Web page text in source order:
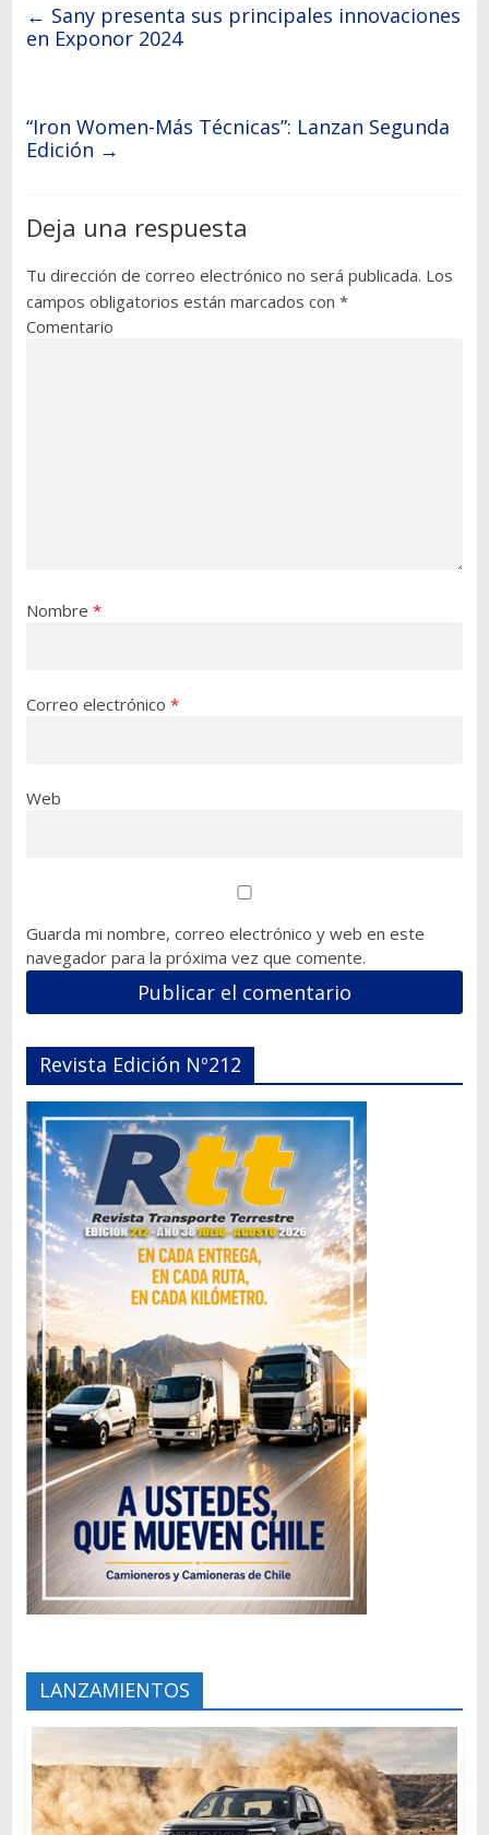
← Sany presenta sus principales innovaciones
en Exponor 2024
“Iron Women-Más Técnicas”: Lanzan Segunda
Edición →
Deja una respuesta
Tu dirección de correo electrónico no será publicada. Los
campos obligatorios están marcados con *
Comentario
Nombre *
Correo electrónico *
Web
Guarda mi nombre, correo electrónico y web en este
navegador para la próxima vez que comente.
Revista Edición Nº212
LANZAMIENTOS